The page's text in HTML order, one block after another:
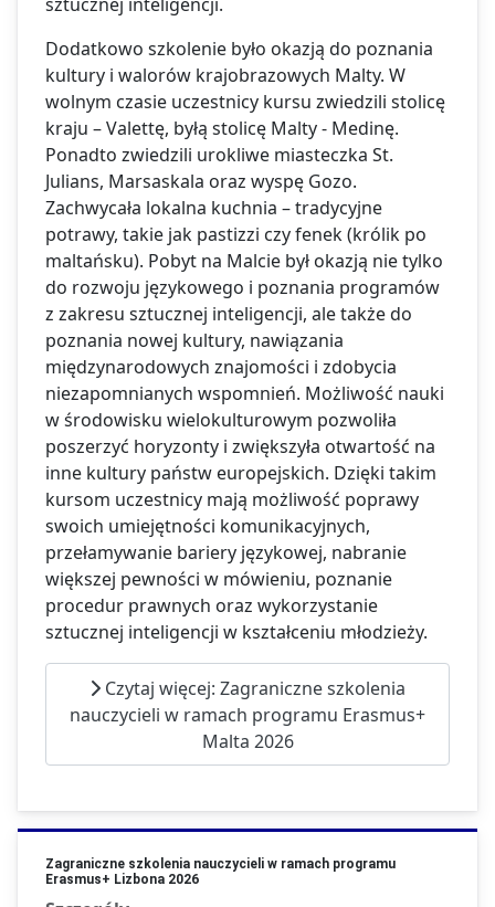
Dodatkowo szkolenie było okazją do poznania
kultury i walorów krajobrazowych Malty. W
wolnym czasie uczestnicy kursu zwiedzili stolicę
kraju – Valettę, byłą stolicę Malty - Medinę.
Ponadto zwiedzili urokliwe miasteczka St.
Julians, Marsaskala oraz wyspę Gozo.
Zachwycała lokalna kuchnia – tradycyjne
potrawy, takie jak pastizzi czy fenek (królik po
maltańsku). Pobyt na Malcie był okazją nie tylko
do rozwoju językowego i poznania programów
z zakresu sztucznej inteligencji, ale także do
poznania nowej kultury, nawiązania
międzynarodowych znajomości i zdobycia
niezapomnianych wspomnień. Możliwość nauki
w środowisku wielokulturowym pozwoliła
poszerzyć horyzonty i zwiększyła otwartość na
inne kultury państw europejskich. Dzięki takim
kursom uczestnicy mają możliwość poprawy
swoich umiejętności komunikacyjnych,
przełamywanie bariery językowej, nabranie
większej pewności w mówieniu, poznanie
procedur prawnych oraz wykorzystanie
sztucznej inteligencji w kształceniu młodzieży.
Czytaj więcej: Zagraniczne szkolenia
nauczycieli w ramach programu Erasmus+
Malta 2026
Zagraniczne szkolenia nauczycieli w ramach programu
Erasmus+ Lizbona 2026